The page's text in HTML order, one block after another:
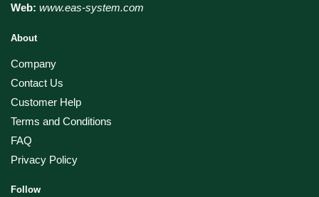
Web: www.eas-system.com
About
Company
Contact Us
Customer Help
Terms and Conditions
FAQ
Privacy Policy
Follow